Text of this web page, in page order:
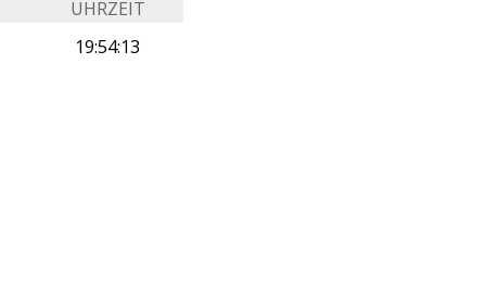
UHRZEIT
19:54:13